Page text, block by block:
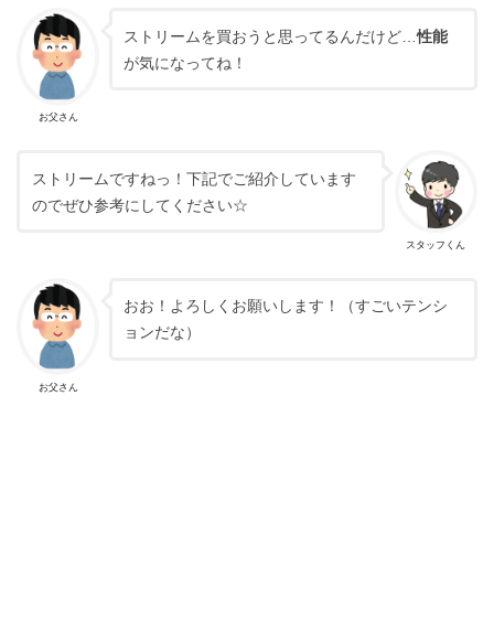
お父さん
ストリームを買おうと思ってるんだけど…性能
が気になってね！
スタッフくん
ストリームですねっ！下記でご紹介しています
のでぜひ参考にしてください☆
お父さん
おお！よろしくお願いします！（すごいテンシ
ョンだな）